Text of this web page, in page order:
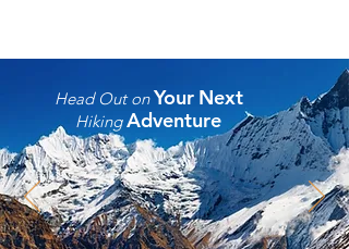
Head Out on Your Next
Hiking Adventure